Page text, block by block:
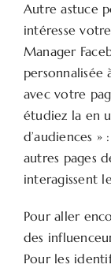
Autre astuce
intéresse
Manager
personnalisée
avec votre
étudiez la en
d’audiences
autres pages
interagissent
Pour aller
des
Pour les